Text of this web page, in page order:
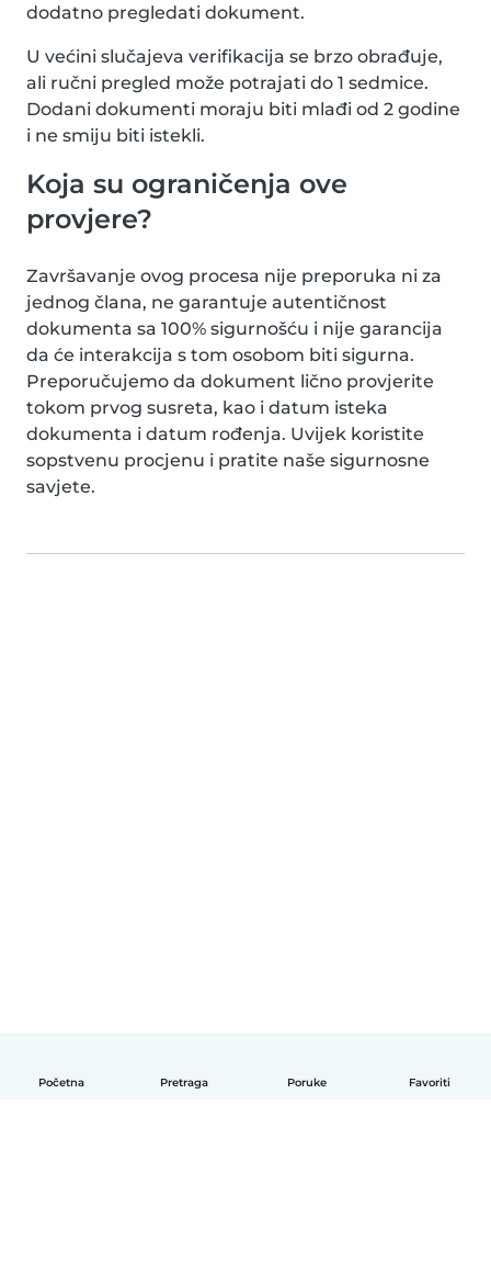
Početna Pretraga Poruke Favoriti
dodatno pregledati dokument.
U većini slučajeva verifikacija se brzo obrađuje,
ali ručni pregled može potrajati do 1 sedmice.
Dodani dokumenti moraju biti mlađi od 2 godine
i ne smiju biti istekli.
Koja su ograničenja ove
provjere?
Završavanje ovog procesa nije preporuka ni za
jednog člana, ne garantuje autentičnost
dokumenta sa 100% sigurnošću i nije garancija
da će interakcija s tom osobom biti sigurna.
Preporučujemo da dokument lično provjerite
tokom prvog susreta, kao i datum isteka
dokumenta i datum rođenja. Uvijek koristite
sopstvenu procjenu i pratite naše sigurnosne
savjete.